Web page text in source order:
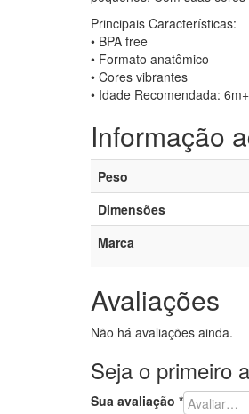
Principais Características:
• BPA free
• Formato anatômico
• Cores vibrantes
• Idade Recomendada: 6m+
Informação
Peso
Dimensões
Marca
Avaliações
Não há avaliações ainda.
Seja o primeiro
Sua avaliação *